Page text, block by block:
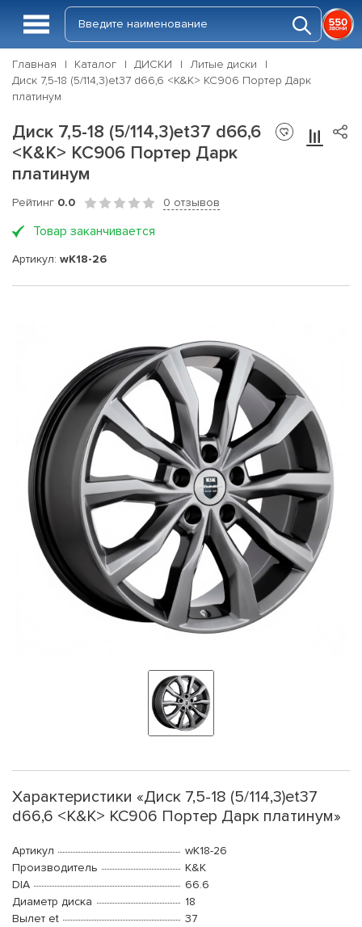
Главная Каталог ДИСКИ
Литые диски
Диск 7,5-18 (5/114,3)et37 d66,6 <K&K> КС906 Портер Дарк
платинум
Диск 7,5-18 (5/114,3)et37 d66,6
<K&K> КС906 Портер Дарк
платинум
Рейтинг 0.0 0 отзывов
Товар заканчивается
Артикул: wK18-26
Характеристики «Диск 7,5-18 (5/114,3)et37
d66,6 <K&K> КС906 Портер Дарк платинум»
Артикул
wK18-26
Производитель
K&K
DIA
66.6
Диаметр диска
18
Вылет et
37